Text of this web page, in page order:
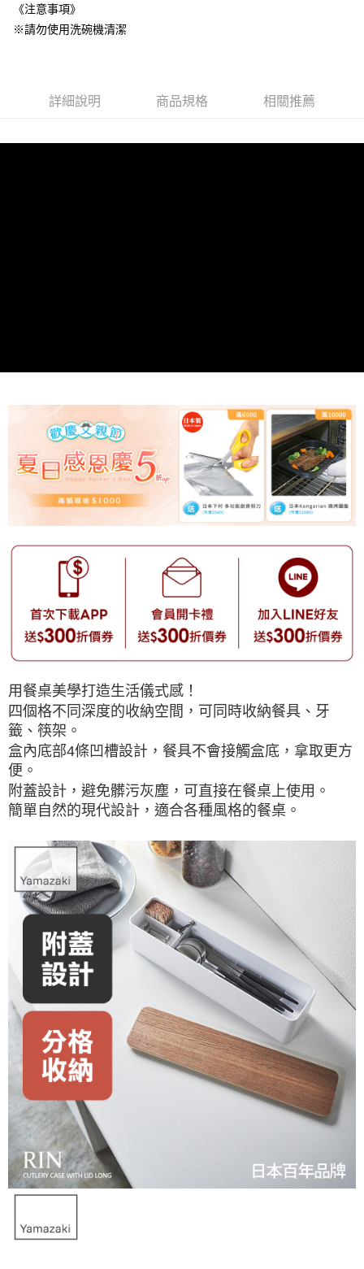
《注意事項》
※請勿使用洗碗機清潔
詳細說明 商品規格 相關推薦
用餐桌美學打造生活儀式感！
四個格不同深度的收納空間，可同時收納餐具、牙
籤、筷架。
盒內底部4條凹槽設計，餐具不會接觸盒底，拿取更方
便。
附蓋設計，避免髒污灰塵，可直接在餐桌上使用。
簡單自然的現代設計，適合各種風格的餐桌。